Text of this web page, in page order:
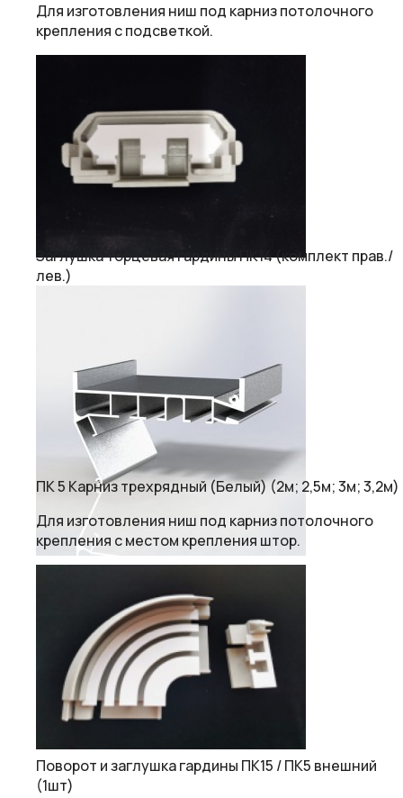
Для изготовления ниш под карниз потолочного
крепления с подсветкой.
Заглушка торцевая гардины ПК14 (комплект прав./
лев.)
ПК 5 Карниз трехрядный (Белый) (2м; 2,5м; 3м; 3,2м)
Для изготовления ниш под карниз потолочного
крепления с местом крепления штор.
Поворот и заглушка гардины ПК15 / ПК5 внешний
(1шт)